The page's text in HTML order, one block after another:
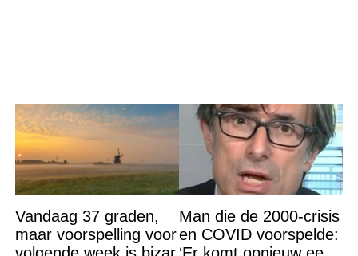
Vandaag 37 graden,
maar voorspelling voor
Man die de 2000-crisis
en COVID voorspelde: